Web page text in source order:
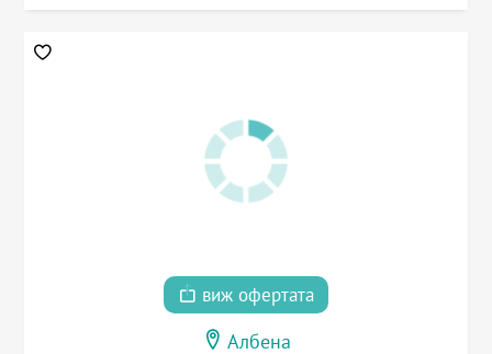
виж офертата
Албена